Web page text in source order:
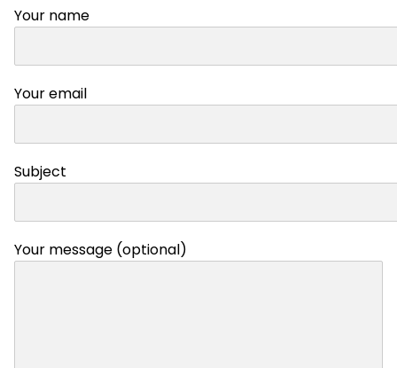
Your name
Your email
Subject
Your message (optional)